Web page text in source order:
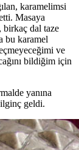
karamelimsi
Masaya
birkaç dal taze
bu karamel
ve
bildiğim için
yanına
geldi.